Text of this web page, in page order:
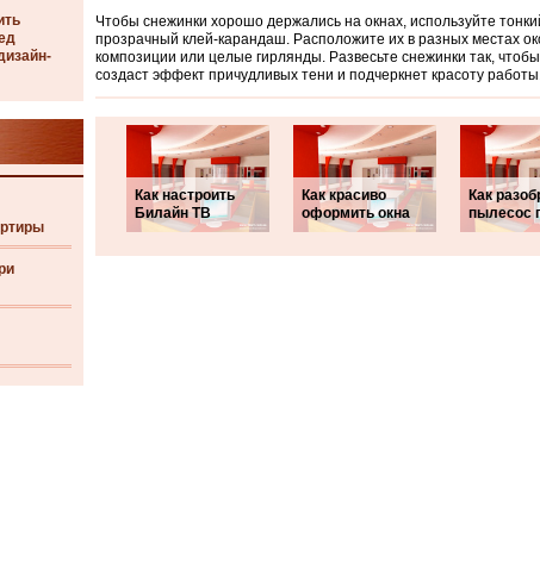
Чтобы снежинки хорошо держались на окнах, используйте
прозрачный клей-карандаш. Расположите их в разных местах
композиции или целые гирлянды. Развесьте снежинки так,
создаст эффект причудливых тени и подчеркнет красоту
Как настроить
Билайн ТВ
Как красиво
оформить окна
Как
пылесос